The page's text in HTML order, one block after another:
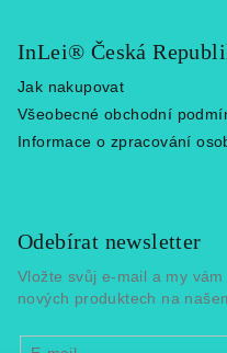
InLei® Česká
Jak nakupovat
Všeobecné obchodní
Informace o zpracování
Odebírat newsletter
Vložte svůj e-mail a my
nových produktech na